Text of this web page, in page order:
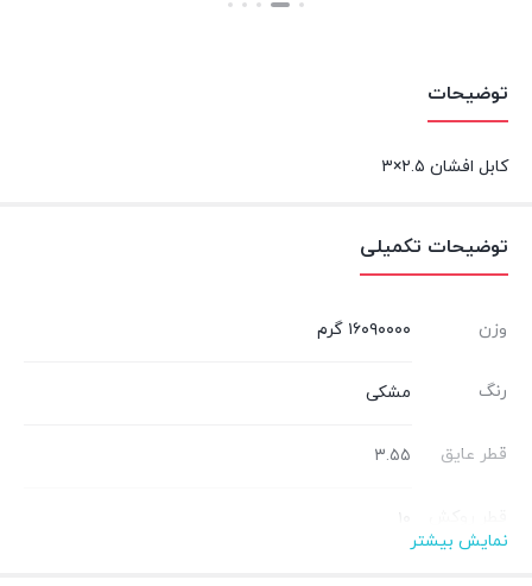
توضیحات
کابل افشان ۲.۵×۳
توضیحات تکمیلی
وزن ۱۶۰۹۰۰۰۰ گرم
رنگ مشکی
قطر عایق ۳.۵۵
۱۰
نمایش بیشتر